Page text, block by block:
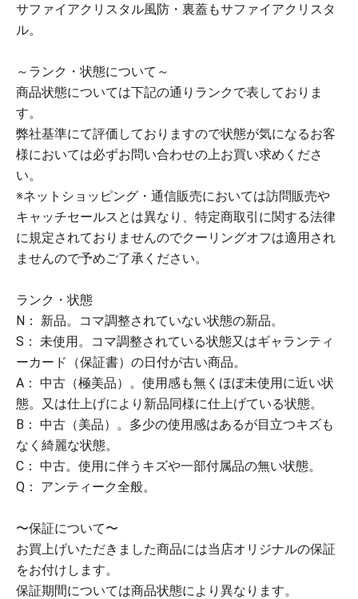
サファイアクリスタル風防・裏蓋もサファイアクリスタ
ル。
～ランク・状態について～
商品状態については下記の通りランクで表しておりま
す。
弊社基準にて評価しておりますので状態が気になるお客
様においては必ずお問い合わせの上お買い求めくださ
い。
※ネットショッピング・通信販売においては訪問販売や
キャッチセールスとは異なり、特定商取引に関する法律
に規定されておりませんのでクーリングオフは適用され
ませんので予めご了承ください。
ランク・状態
N： 新品。コマ調整されていない状態の新品。
S： 未使用。コマ調整されている状態又はギャランティ
ーカード（保証書）の日付が古い商品。
A： 中古（極美品）。使用感も無くほぼ未使用に近い状
態。又は仕上げにより新品同様に仕上げている状態。
B： 中古（美品）。多少の使用感はあるが目立つキズも
なく綺麗な状態。
C： 中古。使用に伴うキズや一部付属品の無い状態。
Q： アンティーク全般。
〜保証について〜
お買上げいただきました商品には当店オリジナルの保証
をお付けします。
保証期間については商品状態により異なります。